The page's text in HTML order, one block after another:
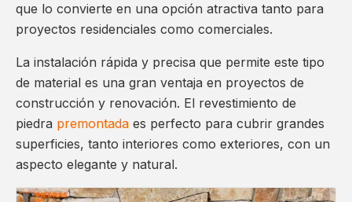
que lo convierte en una opción atractiva tanto para
proyectos residenciales como comerciales.
La instalación rápida y precisa que permite este tipo
de material es una gran ventaja en proyectos de
construcción y renovación. El revestimiento de
piedra premontada es perfecto para cubrir grandes
superficies, tanto interiores como exteriores, con un
aspecto elegante y natural.